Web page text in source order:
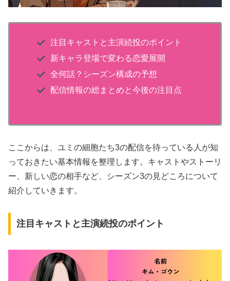
注目キャストと主演続投のポイント
新キャラ登場で変わる恋愛展開
全何話？シーズン構成の予想
配信情報の総まとめと今後の注目点
ここからは、ユミの細胞たち3の配信を待っている人が知
っておきたい基本情報を整理します。キャストやストーリ
ー、新しい恋の相手など、シーズン3の見どころについて
紹介していきます。
注目キャストと主演続投のポイント